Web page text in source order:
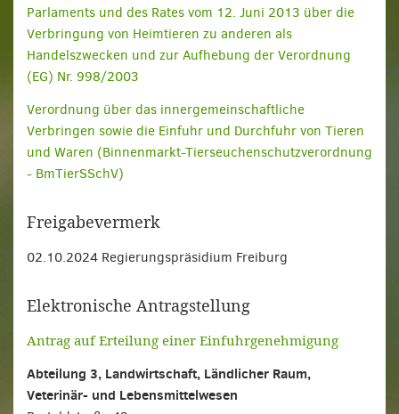
Parlaments und des Rates vom 12. Juni 2013 über die
Verbringung von Heimtieren zu anderen als
Handelszwecken und zur Aufhebung der Verordnung
(EG) Nr. 998/2003
Verordnung über das innergemeinschaftliche
Verbringen sowie die Einfuhr und Durchfuhr von Tieren
und Waren (Binnenmarkt-Tierseuchenschutzverordnung
- BmTierSSchV)
Freigabevermerk
02.10.2024 Regierungspräsidium Freiburg
Elektronische Antragstellung
Antrag auf Erteilung einer Einfuhrgenehmigung
Abteilung 3, Landwirtschaft, Ländlicher Raum,
Veterinär- und Lebensmittelwesen